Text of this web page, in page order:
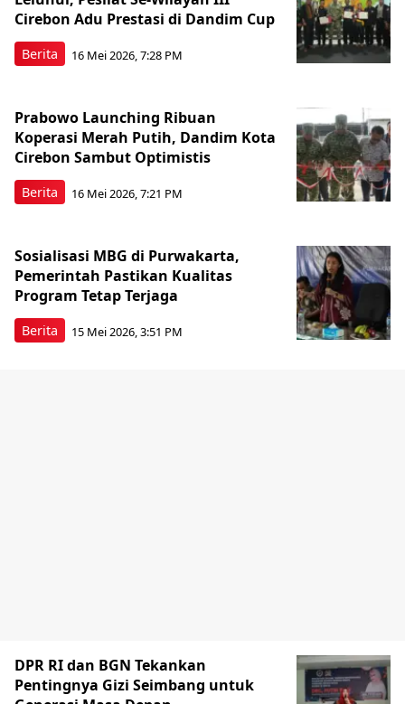
Berita
Cirebon Adu Prestasi di Dandim Cup
16 Mei 2026, 7:28 PM
Berita
Prabowo Launching Ribuan
Koperasi Merah Putih, Dandim Kota
Cirebon Sambut Optimistis
16 Mei 2026, 7:21 PM
Berita
Sosialisasi MBG di Purwakarta,
Pemerintah Pastikan Kualitas
Program Tetap Terjaga
15 Mei 2026, 3:51 PM
DPR RI dan BGN Tekankan
Pentingnya Gizi Seimbang untuk